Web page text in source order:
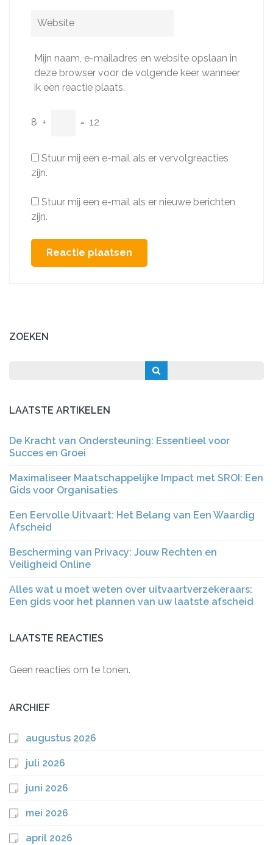
Website
Mijn naam, e-mailadres en website opslaan in
deze browser voor de volgende keer wanneer
ik een reactie plaats.
8 + = 12
Stuur mij een e-mail als er vervolgreacties
zijn.
Stuur mij een e-mail als er nieuwe berichten
zijn.
ZOEKEN
LAATSTE ARTIKELEN
De Kracht van Ondersteuning: Essentieel voor
Succes en Groei
Maximaliseer Maatschappelijke Impact met SROI: Een
Gids voor Organisaties
Een Eervolle Uitvaart: Het Belang van Een Waardig
Afscheid
Bescherming van Privacy: Jouw Rechten en
Veiligheid Online
Alles wat u moet weten over uitvaartverzekeraars:
Een gids voor het plannen van uw laatste afscheid
LAATSTE REACTIES
Geen reacties om te tonen.
ARCHIEF
augustus 2026
juli 2026
juni 2026
mei 2026
april 2026